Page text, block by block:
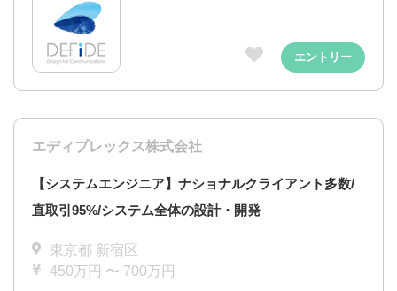
エントリー
エディプレックス株式会社
【システムエンジニア】ナショナルクライアント多数/
直取引95%/システム全体の設計・開発
東京都 新宿区
450万円 〜 700万円